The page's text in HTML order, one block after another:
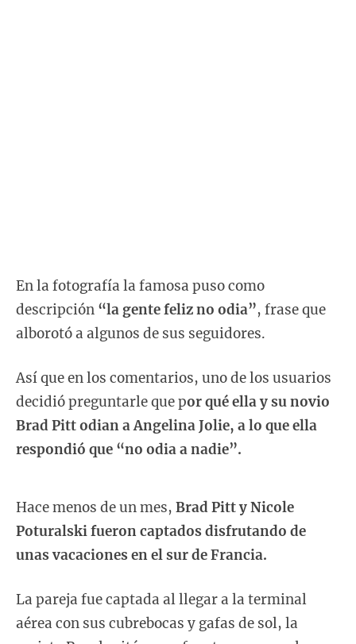
En la fotografía la famosa puso como
descripción “la gente feliz no odia”, frase que
alborotó a algunos de sus seguidores.
Así que en los comentarios, uno de los usuarios
decidió preguntarle que por qué ella y su novio
Brad Pitt odian a Angelina Jolie, a lo que ella
respondió que “no odia a nadie”.
Hace menos de un mes, Brad Pitt y Nicole
Poturalski fueron captados disfrutando de
unas vacaciones en el sur de Francia.
La pareja fue captada al llegar a la terminal
aérea con sus cubrebocas y gafas de sol, la